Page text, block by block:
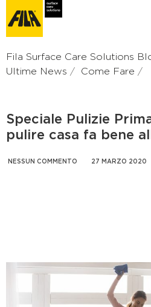
Fila Surface Care Solutions
Ultime News
Come Fare
Speciale Pulizie
pulire casa fa bene
NESSUN COMMENTO 27 MARZO 2020